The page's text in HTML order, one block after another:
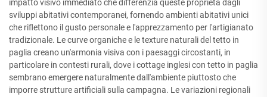
impatto visivo immediato che differenzia queste proprietà dagli
sviluppi abitativi contemporanei, fornendo ambienti abitativi unici
che riflettono il gusto personale e l'apprezzamento per l'artigianato
tradizionale. Le curve organiche e le texture naturali del tetto in
paglia creano un'armonia visiva con i paesaggi circostanti, in
particolare in contesti rurali, dove i cottage inglesi con tetto in paglia
sembrano emergere naturalmente dall'ambiente piuttosto che
imporre strutture artificiali sulla campagna. Le variazioni regionali